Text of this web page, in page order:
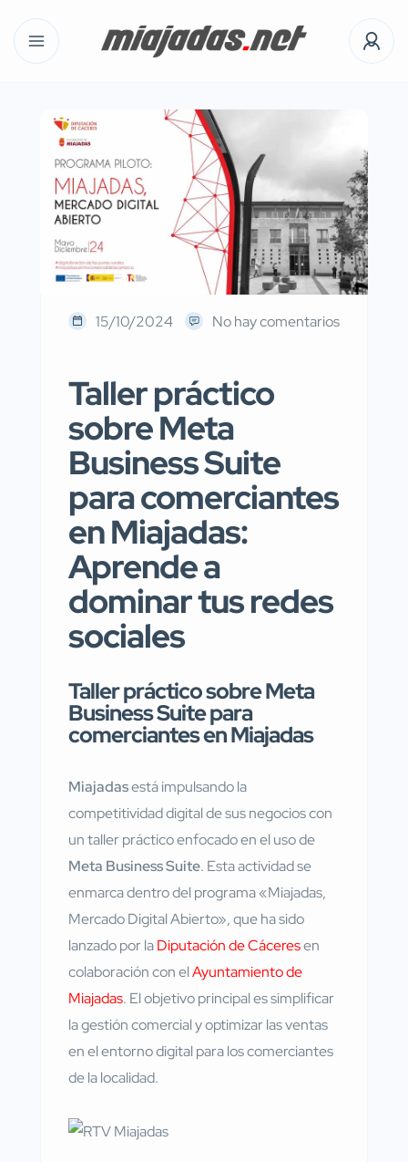
15/10/2024 No hay comentarios
Taller práctico
sobre Meta
Business Suite
para comerciantes
en Miajadas:
Aprende a
dominar tus redes
sociales
Taller práctico sobre Meta
Business Suite para
comerciantes en Miajadas
Miajadasestá impulsando la
competitividad digital de sus negocios con
un taller práctico enfocado en el uso de
Meta Business Suite. Esta actividad se
enmarca dentro del programa «Miajadas,
Mercado Digital Abierto», que ha sido
lanzado por laDiputación de Cáceresen
colaboración con elAyuntamiento de
Miajadas. El objetivo principal es simplificar
la gestión comercial y optimizar las ventas
en el entorno digital para los comerciantes
de la localidad.